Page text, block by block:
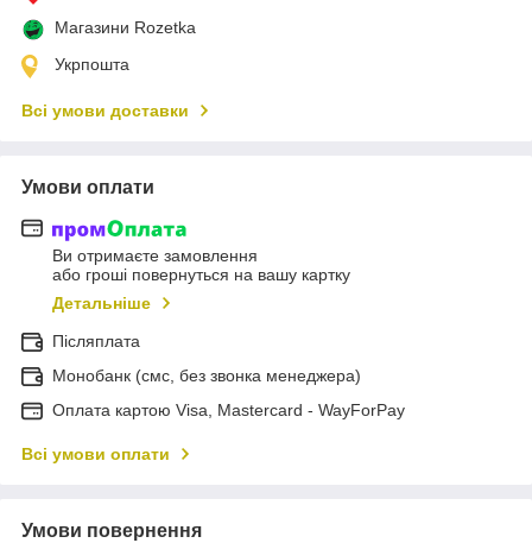
Магазини Rozetka
Укрпошта
Всі умови доставки
Умови оплати
Ви отримаєте замовлення
або гроші повернуться на вашу картку
Детальніше
Післяплата
Монобанк (смс, без звонка менеджера)
Оплата картою Visa, Mastercard - WayForPay
Всі умови оплати
Умови повернення